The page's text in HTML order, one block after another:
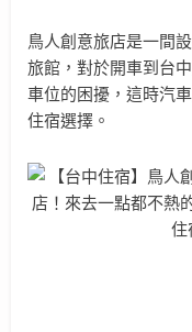
鳥人創意旅店是一間
旅館，對於開車到台
車位的困擾，這時汽
住宿選擇。